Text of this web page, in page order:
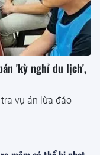
'kỳ nghỉ du lịch',
vụ án lừa đảo